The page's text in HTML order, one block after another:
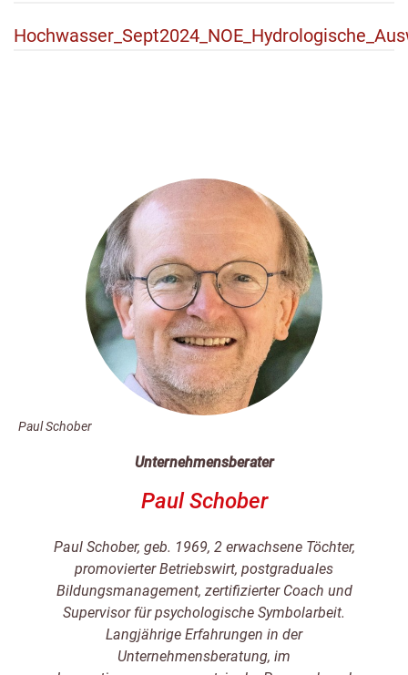
Paul Schober
Paul Schober, geb. 1969, 2 erwachsene Töchter,
promovierter Betriebswirt, postgraduales
Bildungsmanagement, zertifizierter Coach und
Supervisor für psychologische Symbolarbeit.
Langjährige Erfahrungen in der
Unternehmensberatung, im
Paul Schober
Unternehmensberater